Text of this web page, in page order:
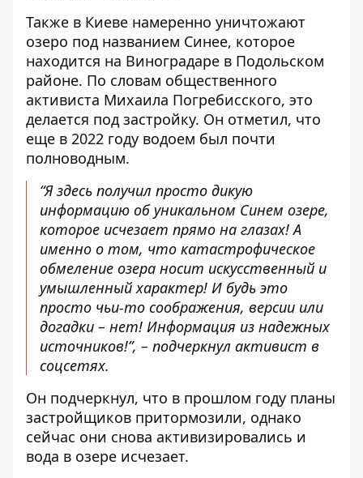
Также в Киеве намеренно уничтожают
озеро под названием Синее, которое
находится на Виноградаре в Подольском
районе. По словам общественного
активиста Михаила Погребисского, это
делается под застройку. Он отметил, что
еще в 2022 году водоем был почти
полноводным.
“Я здесь получил просто дикую
информацию об уникальном Синем озере,
которое исчезает прямо на глазах! А
именно о том, что катастрофическое
обмеление озера носит искусственный и
умышленный характер! И будь это
просто чьи-то соображения, версии или
догадки – нет! Информация из надежных
источников!”, – подчеркнул активист в
соцсетях.
Он подчеркнул, что в прошлом году планы
застройщиков притормозили, однако
сейчас они снова активизировались и
вода в озере исчезает.